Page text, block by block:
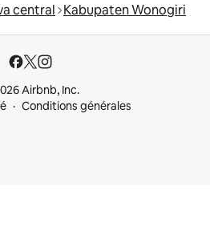
central Kabupaten Wonogiri
Airbnb, Inc.
Conditions générales